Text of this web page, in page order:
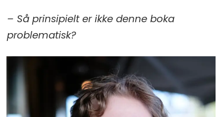
– Så prinsipielt er ikke denne boka
problematisk?